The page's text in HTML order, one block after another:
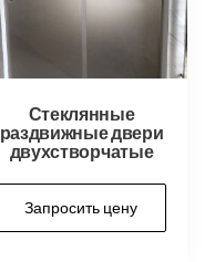
Стеклянные
раздвижные двери
двухстворчатые